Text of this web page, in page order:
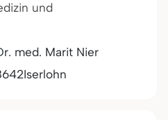
und
med. Marit Nier
Iserlohn